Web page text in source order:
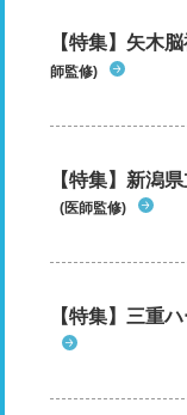
【特集】矢木
師監修)
【特集】新潟
(医師監修)
【特集】三重